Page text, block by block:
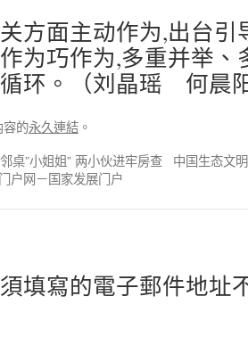
方面主动作为,出台引
为巧作为,多重并举
环。（刘晶瑶 何晨
容的永久連結 。
桌”小姐姐” 两小伙进牢房查
户网－国家发展门户
中国生态文
填寫的電子郵件地址